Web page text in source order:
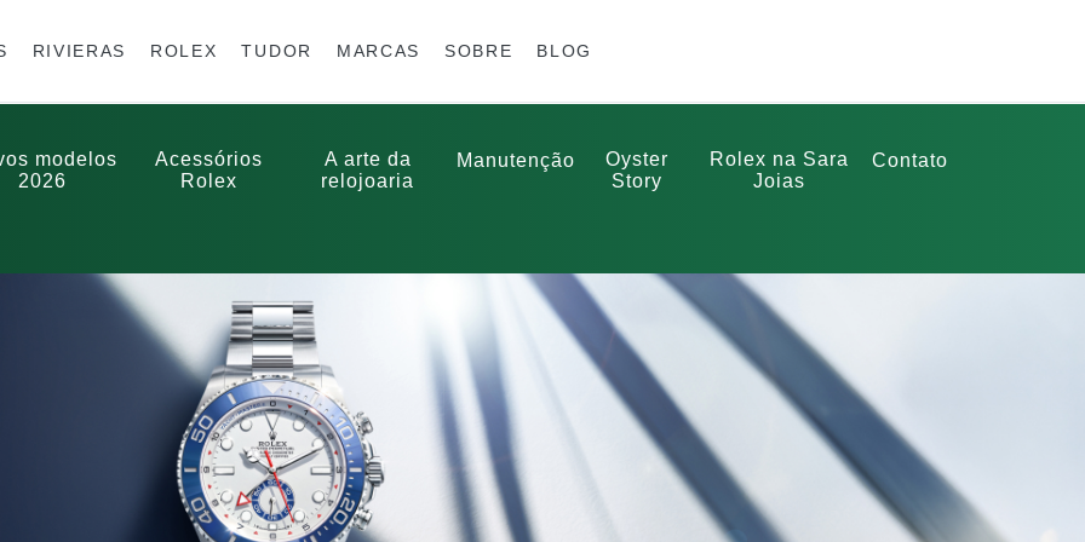
RIVIERAS MARCAS SOBRE
ROLEX TUDOR BLOG
modelos
2026
Acessórios
Rolex
A arte da
relojoaria
Manutenção
Oyster
Story
Rolex na Sara
Joias
Contato